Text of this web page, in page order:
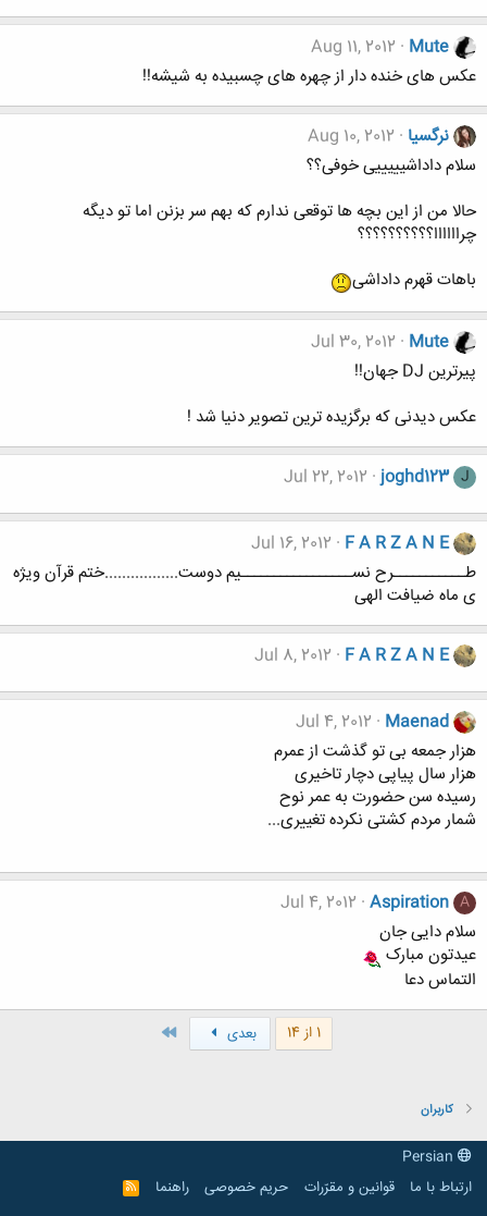
Mute
Aug 11, 2012
عکس های خنده دار از چهره های چسبیده به شیشه!!
نرگسیا Aug 10, 2012
سلام داداشیییییی خوفی؟؟
حالا من از این بچه ها توقعی ندارم که بهم سر بزنن اما تو دیگه
چراااااا؟؟؟؟؟؟؟؟؟؟
باهات قهرم داداشی
Mute
Jul 30, 2012
پیرترین DJ جهان!!
عکس دیدنی که برگزیده ترین تصویر دنیا شد !
J
joghd123
Jul 22, 2012
F A R Z A N E
Jul 16, 2012
طـــــــــــرح نســـــــــــــــــیم دوست.................ختم قرآن ویژه
ی ماه ضیافت الهی
F A R Z A N E
Jul 8, 2012
Maenad
Jul 4, 2012
هزار جمعه بی تو گذشت از عمرم
هزار سال پیاپی دچار تاخیری
رسیده سن حضورت به عمر نوح
شمار مردم کشتی نکرده تغییری...
A
Aspiration
Jul 4, 2012
سلام دایی جان
عیدتون مبارک
التماس دعا
1 از 14 بعدی
کاربران
ارتباط با ما
قوانین و مقرّرات حریم خصوصی راهنما
R
S